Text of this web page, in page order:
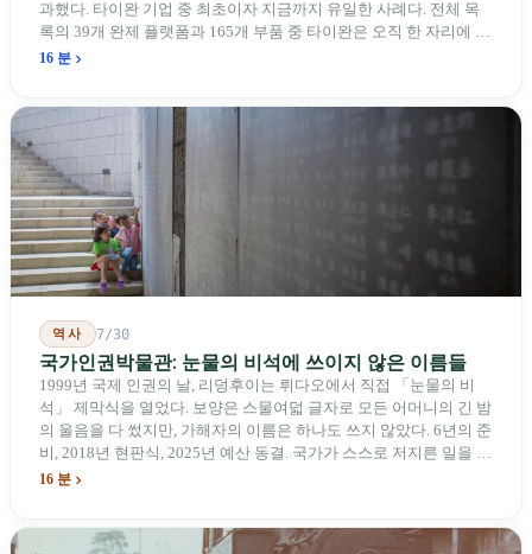
과했다. 타이완 기업 중 최초이자 지금까지 유일한 사례다. 전체 목
록의 39개 완제 플랫폼과 165개 부품 중 타이완은 오직 한 자리에 불
과하다. 2026년 4월, 미국 양당 소속 상원의원 4명이 《타이완을 위
를 드러낸다: 타이완의 진입이 너무 느려 미국 스스로가 입법을 통해
장벽을 낮춰야 한다는 점이다. 타이완에서 46년간 원격 조종 장난감
비행기를 만들어 온 한 회사가 오하이오주에 두 번째 공장을 건설할
계획을 세우고 있다.
16 분
역사 7/30
국가인권박물관: 눈물의 비석에 쓰이지 않은 이름들
1999년 국제 인권의 날, 리덩후이는 뤼다오에서 직접 「눈물의 비
석」 제막식을 열었다. 보양은 스물여덟 글자로 모든 어머니의 긴 밤
의 울음을 다 썼지만, 가해자의 이름은 하나도 쓰지 않았다. 6년의 준
비, 2018년 현판식, 2025년 예산 동결. 국가가 스스로 저지른 일을 기
념하기 위해 스스로 세운 박물관. 계엄 해제 39년 동안 사법 재판을
16 분